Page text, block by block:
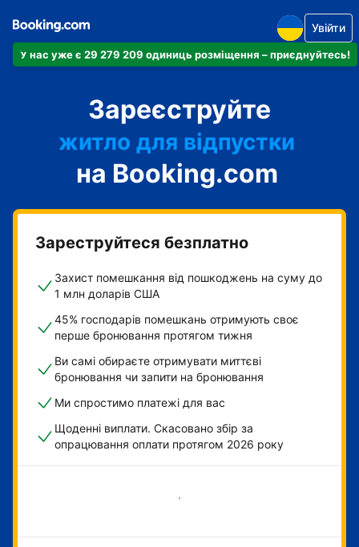
У нас уже є 29 279 209 одиниць розміщення – приєднуйтесь!
Увійти
Зареєструйте
готель
житло для відпустки
гостьовий будинок
готель типу "ліжко і
сніданок"
на Booking.com
Зареструйтеся безплатно
Захист помешкання від пошкоджень на суму до
1 млн доларів США
45% господарів помешкань отримують своє
перше бронювання протягом тижня
Ви самі обираєте отримувати миттєві
бронювання чи запити на бронювання
Ми спростимо платежі для вас
Щоденні виплати. Скасовано збір за
опрацювання оплати протягом 2026 року
Розпочати зараз